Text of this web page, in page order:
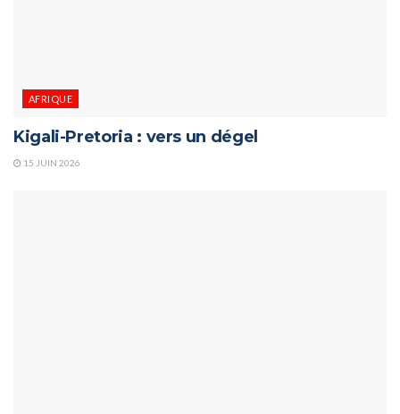
AFRIQUE
Kigali-Pretoria : vers un dégel
15 JUIN 2026